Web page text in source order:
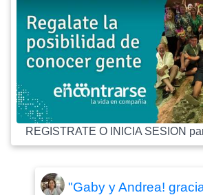
REGISTRATE O INICIA SESION
"Gaby y Andrea!